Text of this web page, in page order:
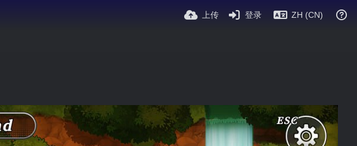
上传 登录 ZH (CN)